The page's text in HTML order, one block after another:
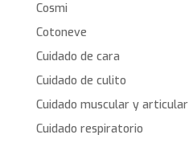
Cosmi
Cotoneve
Cuidado de cara
Cuidado de culito
Cuidado muscular y articular
Cuidado respiratorio